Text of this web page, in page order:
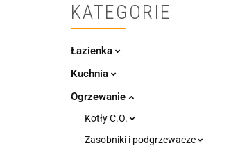
KATEGORIE
Łazienka
Kuchnia
Ogrzewanie
Kotły C.O.
Zasobniki i podgrzewacze